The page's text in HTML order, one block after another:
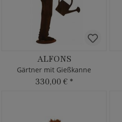
ALFONS
Gärtner mit Gießkanne
330,00 € *